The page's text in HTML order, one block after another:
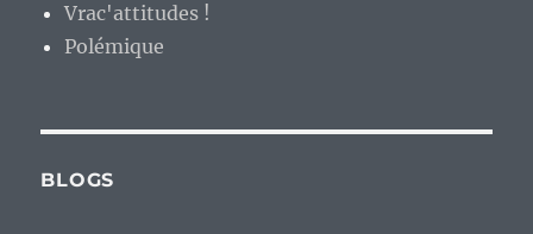
Vrac'attitudes !
Polémique
BLOGS